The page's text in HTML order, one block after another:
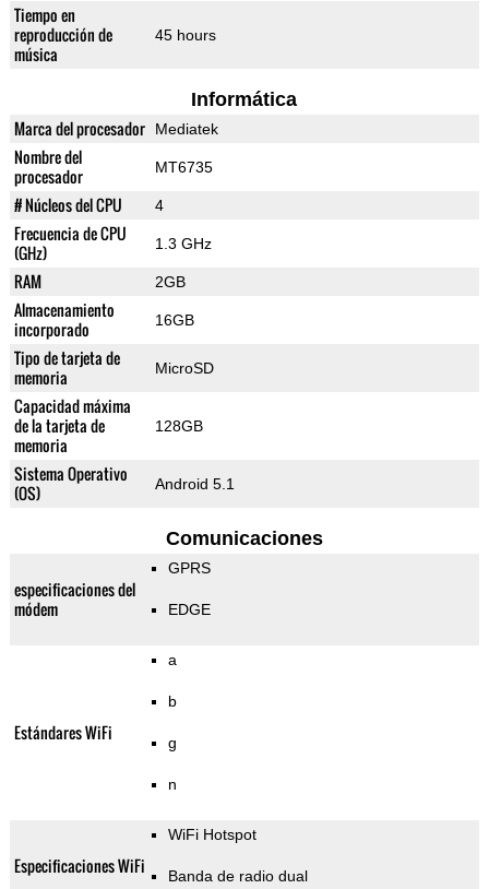
Tiempo en
reproducción de
música
45 hours
Informática
Marca del procesador Mediatek
Nombre del
procesador
MT6735
# Núcleos del CPU 4
Frecuencia de CPU
(GHz)
1.3 GHz
RAM 2GB
Almacenamiento
incorporado
16GB
Tipo de tarjeta de
memoria
MicroSD
Capacidad máxima
de la tarjeta de
memoria
128GB
Sistema Operativo
(OS)
Android 5.1
Comunicaciones
especificaciones del
módem
GPRS
EDGE
Estándares WiFi
a
b
g
n
Especificaciones WiFi
WiFi Hotspot
Banda de radio dual